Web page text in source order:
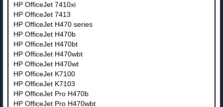
HP OfficeJet 7410xi
HP OfficeJet 7413
HP OfficeJet H470 series
HP OfficeJet H470b
HP OfficeJet H470bt
HP OfficeJet H470wbt
HP OfficeJet H470wt
HP OfficeJet K7100
HP OfficeJet K7103
HP OfficeJet Pro H470b
HP OfficeJet Pro H470wbt